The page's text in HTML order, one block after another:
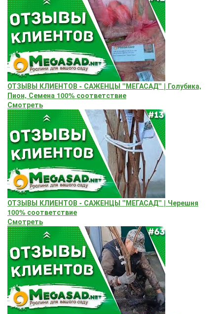
ОТЗЫВЫ КЛИЕНТОВ - САЖЕНЦЫ "МЕГАСАД" | Голубика,
Пион, Семена 100% соответствие
Смотреть
ОТЗЫВЫ КЛИЕНТОВ - САЖЕНЦЫ "МЕГАСАД" | Черешня
100% соответствие
Смотреть